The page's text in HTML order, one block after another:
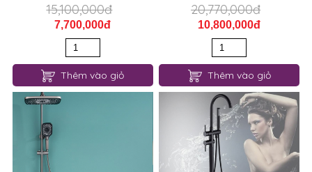
15,100,000đ
7,700,000đ
Thêm vào giỏ
20,770,000đ
10,800,000đ
Thêm vào giỏ